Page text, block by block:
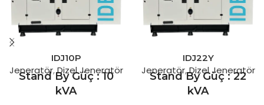
IDJ10P
Jeneratör,Dizel Jeneratör
Stand By Güç : 10
kVA
IDJ22Y
Jeneratör,Dizel Jeneratör
Stand By Güç : 22
kVA